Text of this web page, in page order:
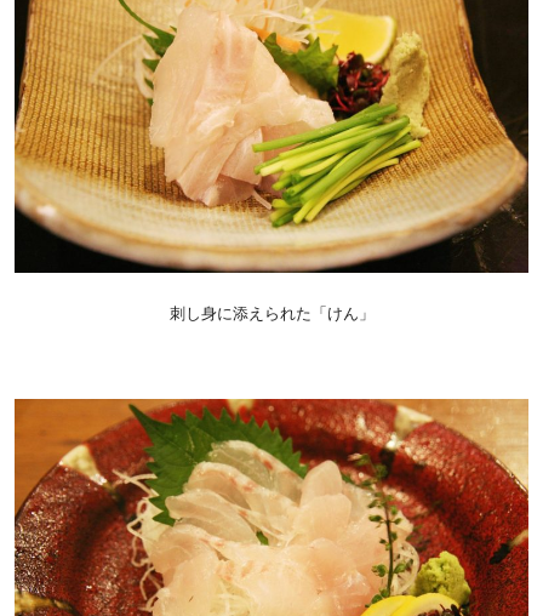
刺し身に添えられた「けん」